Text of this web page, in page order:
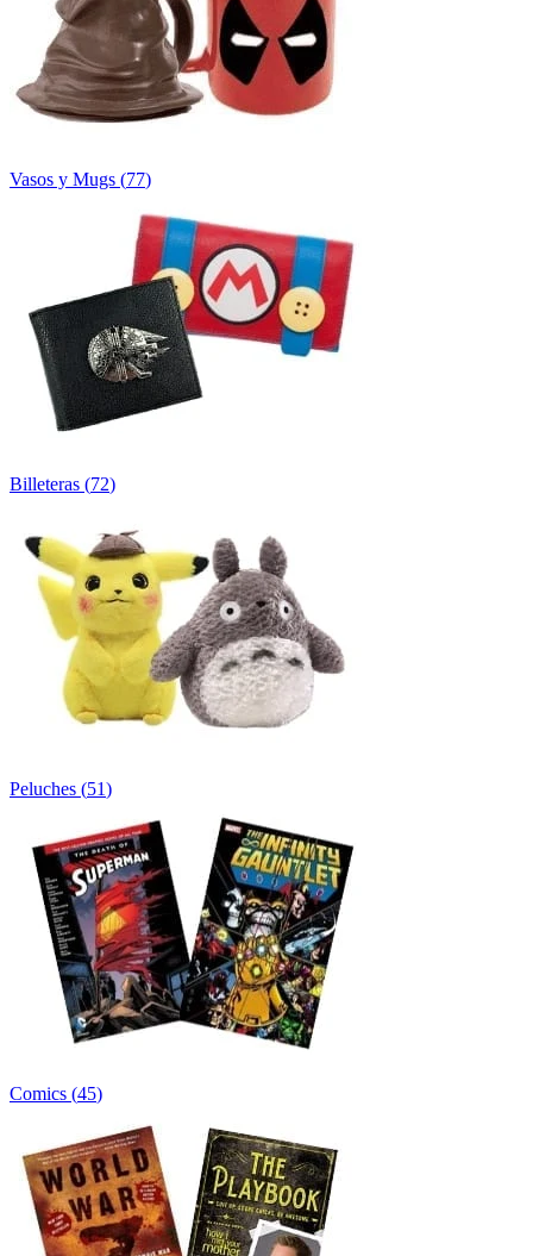
Vasos y Mugs (77)
Billeteras (72)
Peluches (51)
Comics (45)